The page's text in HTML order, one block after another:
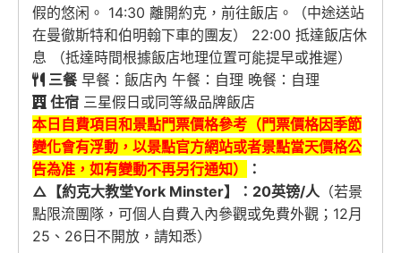
假的悠闲。 14:30 離開約克，前往飯店。（中途送站
在曼徹斯特和伯明翰下車的團友） 22:00 抵達飯店休
息 （抵達時間根據飯店地理位置可能提早或推遲）
三餐早餐：飯店內 午餐：自理 晚餐：自理
住宿 三星假日或同等級品牌飯店
本日自費項目和景點門票價格參考（門票價格因季節
變化會有浮動，以景點官方網站或者景點當天價格公
告為准， 如有變動不再另行通知）
：
△【約克大教堂York Minster】
： 20英镑/人 （若景
點限流團隊，可個人自費入內參觀或免費外觀；12月
25、26日不開放，請知悉）